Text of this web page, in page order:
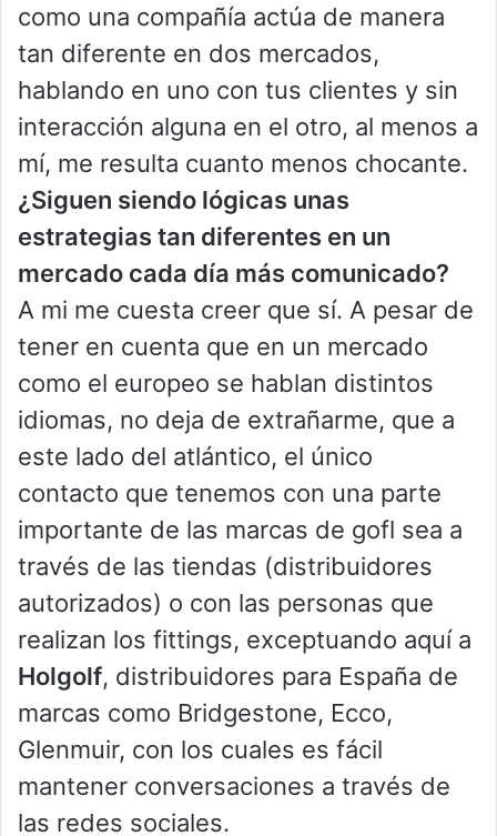
como una compañía actúa de manera
tan diferente en dos mercados,
hablando en uno con tus clientes y sin
interacción alguna en el otro, al menos a
mí, me resulta cuanto menos chocante.
¿Siguen siendo lógicas unas
estrategias tan diferentes en un
mercado cada día más comunicado?
A mi me cuesta creer que sí. A pesar de
tener en cuenta que en un mercado
como el europeo se hablan distintos
idiomas, no deja de extrañarme, que a
este lado del atlántico, el único
contacto que tenemos con una parte
importante de las marcas de gofl sea a
través de las tiendas (distribuidores
autorizados) o con las personas que
realizan los fittings, exceptuando aquí a
Holgolf, distribuidores para España de
marcas como Bridgestone, Ecco,
Glenmuir, con los cuales es fácil
mantener conversaciones a través de
las redes sociales.